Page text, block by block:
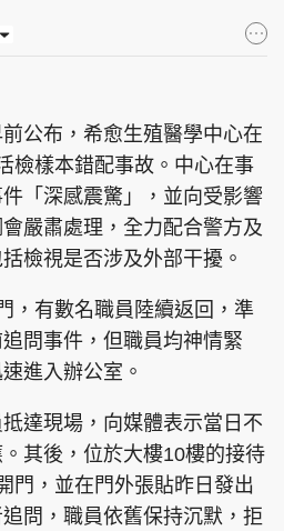
cazbuyer 東Touch
Oh!爸媽 JobMarket
公布，希愈生殖醫學中心在
檢樣本錯配事故。中心在事
「深感震驚」，並向受影響
嚴肅處理，全力配合警方及
檢視是否涉及外部干擾。
，有數名職員陸續返回，準
問事件，但職員均神情緊
進入辦公室。
達現場，向媒體表示當日不
其後，位於大樓10樓的接待
門，並在門外張貼昨日發出
問，職員依舊保持沉默，拒